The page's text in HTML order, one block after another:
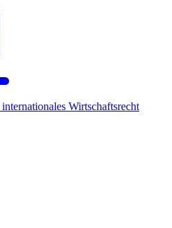
Wirtschaftsrecht